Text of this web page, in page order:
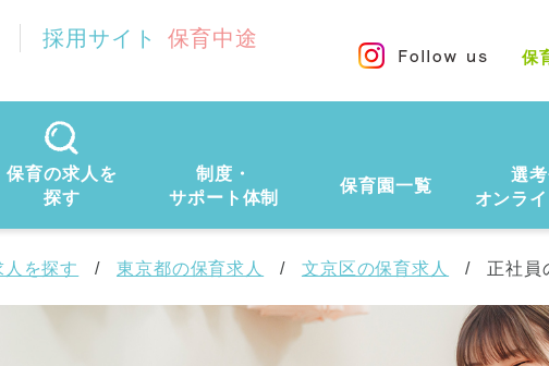
採用サイト 保育中途
保
保育の求人を
探す
制度・
サポート体制
保育園一覧
選
オンラ
を探す 東京都の保育求人 文京区の保育求人 正社員